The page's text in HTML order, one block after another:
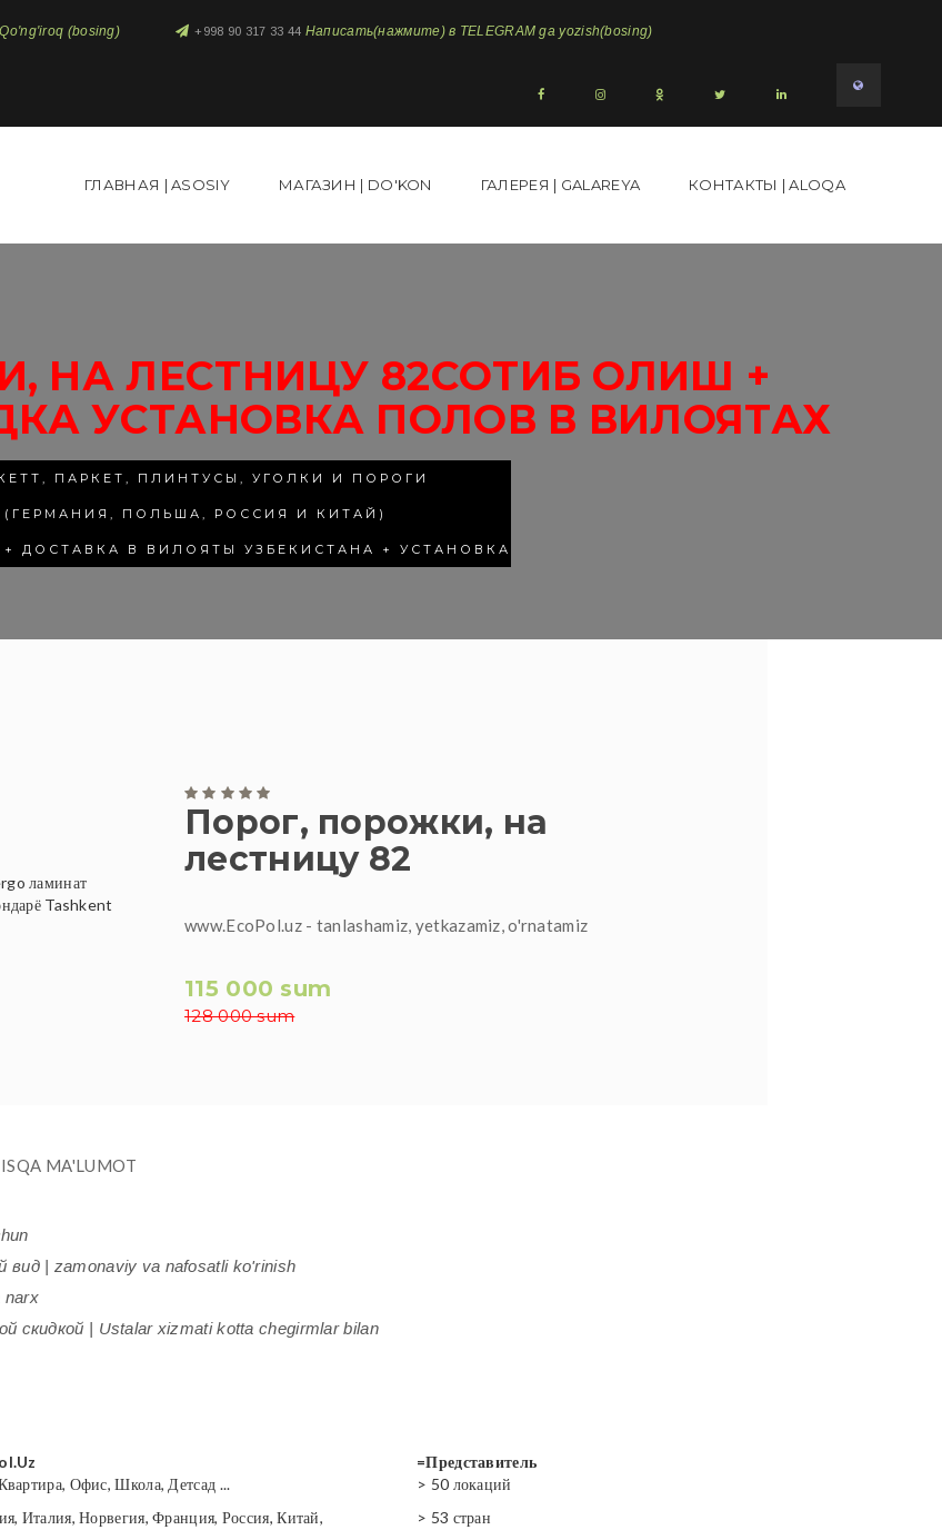
(bosing) +998 90 317 33 44 Написать(нажмите) в TELEGRAM ga yozish(bosing)
ГЛАВНАЯ | ASOSIY МАГАЗИН | DO'KON ГАЛЕРЕЯ | GALAREYA КОНТАКТЫ | ALOQA
НА ЛЕСТНИЦУ 82СОТИБ ОЛИШ +
УСТАНОВКА ПОЛОВ В ВИЛОЯТАХ
ПАРКЕТ, ПЛИНТУСЫ, УГОЛКИ И ПОРОГИ
(ГЕРМАНИЯ, ПОЛЬША, РОССИЯ И КИТАЙ)
ДОСТАВКА В ВИЛОЯТЫ УЗБЕКИСТАНА + УСТАНОВКА
Порог, порожки, на
лестницу 82
www.EcoPol.uz - tanlashamiz, yetkazamiz, o'rnatamiz
115 000 sum
128 000 sum
MA'LUMOT
| zamonaviy va nafosatli ko'rinish
narx
скидкой | Ustalar xizmati kotta chegirmlar bilan
=Представитель
Офис, Школа, Детсад ...
> 50 локаций
Италия, Норвегия, Франция, Россия, Китай, > 53 стран